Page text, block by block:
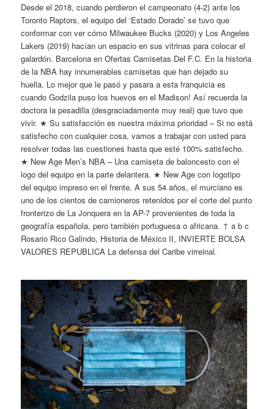
Desde el 2018, cuando perdieron el campeonato (4-2) ante los
Toronto Raptors, el equipo del ‘Estado Dorado’ se tuvo que
conformar con ver cómo Milwaukee Bucks (2020) y Los Angeles
Lakers (2019) hacían un espacio en sus vitrinas para colocar el
galardón. Barcelona en Ofertas Camisetas Del F.C. En la historia
de la NBA hay innumerables camisetas que han dejado su
huella. Lo mejor que le pasó y pasara a esta franquicia es
cuando Godzila puso los huevos en el Madison! Así recuerda la
doctora la pesadilla (desgraciadamente muy real) que tuvo que
vivir. ★ Su satisfacción es nuestra máxima prioridad – Si no está
satisfecho con cualquier cosa, vamos a trabajar con usted para
resolver todas las cuestiones hasta que esté 100% satisfecho.
★ New Age Men’s NBA – Una camiseta de baloncesto con el
logo del equipo en la parte delantera. ★ New Age con logotipo
del equipo impreso en el frente. A sus 54 años, el murciano es
uno de los cientos de camioneros retenidos por el corte del punto
fronterizo de La Jonquera en la AP-7 provenientes de toda la
geografía española, pero también portuguesa o africana. ↑ a b c
Rosario Rico Galindo, Historia de México II, INVIERTE BOLSA
VALORES REPUBLICA La defensa del Caribe virreinal.